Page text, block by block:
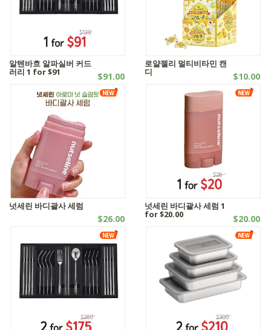
알텐바흐 알파실버 커드
러리 1 for $91 $91.00
로얄젤리 멀티비타민 캔
디 $10.00
넛세린 바디괄사 세럼
$26.00
넛세린 바디괄사 세럼 1
for $20.00 $20.00